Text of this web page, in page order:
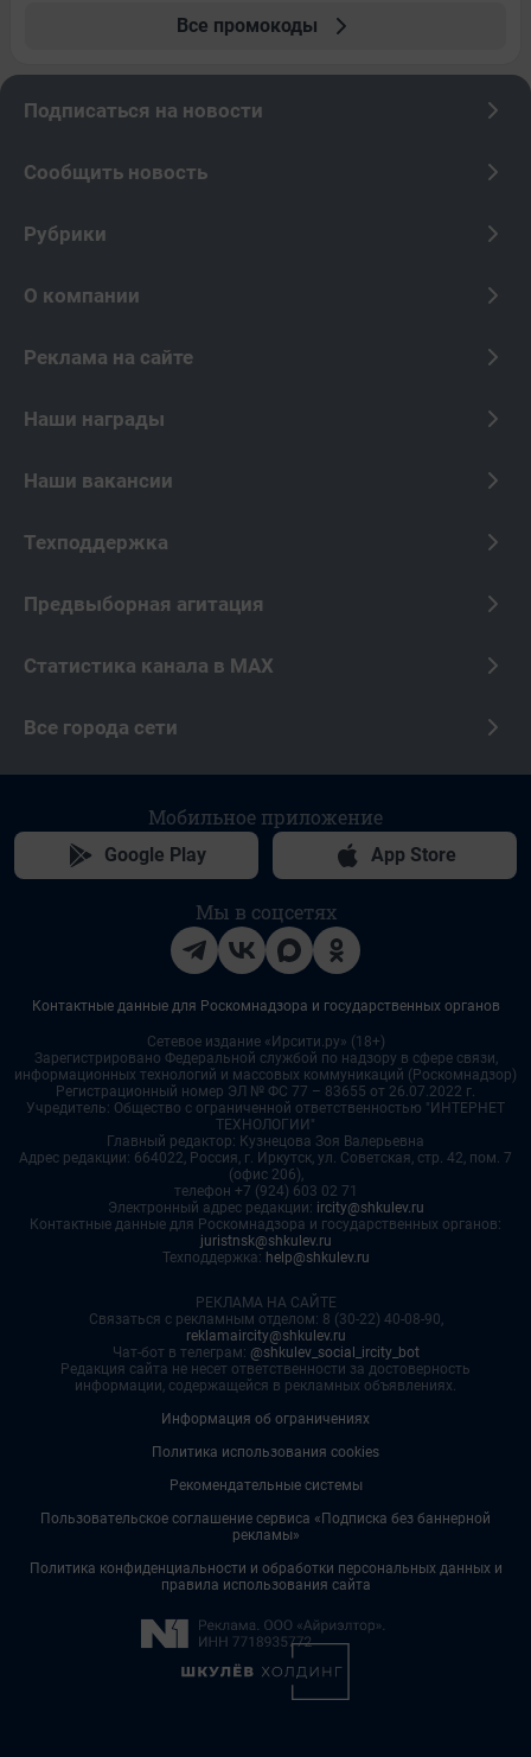
Все промокоды
Подписаться на новости
Сообщить новость
Рубрики
О компании
Реклама на сайте
Наши награды
Наши вакансии
Техподдержка
Предвыборная агитация
Статистика канала в MAX
Все города сети
Мобильное приложение
Google Play App Store
Мы в соцсетях
Контактные данные для Роскомнадзора и государственных органов
Сетевое издание «Ирсити.ру» (18+)
Зарегистрировано Федеральной службой по надзору в сфере связи,
информационных технологий и массовых коммуникаций (Роскомнадзор)
Регистрационный номер ЭЛ № ФС 77 – 83655 от 26.07.2022 г.
Учредитель: Общество с ограниченной ответственностью "ИНТЕРНЕТ
ТЕХНОЛОГИИ"
Главный редактор: Кузнецова Зоя Валерьевна
Адрес редакции: 664022, Россия, г. Иркутск, ул. Советская, стр. 42, пом. 7
(офис 206),
телефон +7 (924) 603 02 71
Электронный адрес редакции: ircity@shkulev.ru
Контактные данные для Роскомнадзора и государственных органов:
juristnsk@shkulev.ru
Техподдержка: help@shkulev.ru
РЕКЛАМА НА САЙТЕ
Связаться с рекламным отделом: 8 (30-22) 40-08-90,
reklamaircity@shkulev.ru
Чат-бот в телеграм: @shkulev_social_ircity_bot
Редакция сайта не несет ответственности за достоверность
информации, содержащейся в рекламных объявлениях.
Информация об ограничениях
Политика использования cookies
Рекомендательные системы
Пользовательское соглашение сервиса «Подписка без баннерной
рекламы»
Политика конфиденциальности и обработки персональных данных и
правила использования сайта